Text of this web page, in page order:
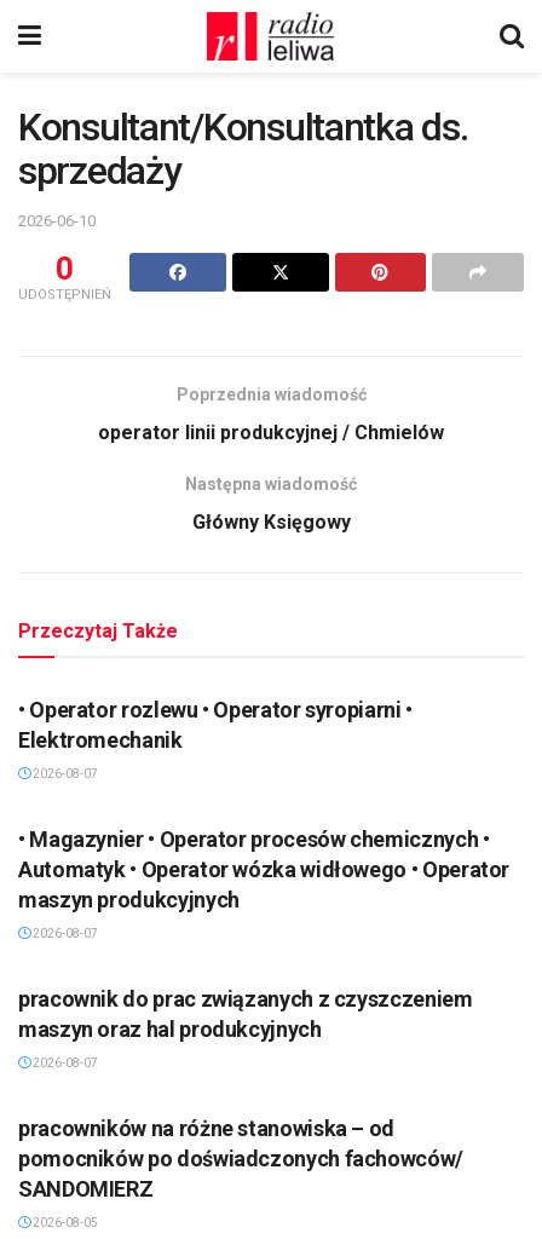
Konsultant/Konsultantka ds.
sprzedaży
2026-06-10
0
UDOSTĘPNIEŃ
Poprzednia wiadomość
operator linii produkcyjnej / Chmielów
Następna wiadomość
Główny Księgowy
Przeczytaj Także
• Operator rozlewu • Operator syropiarni •
Elektromechanik
2026-08-07
• Magazynier • Operator procesów chemicznych •
Automatyk • Operator wózka widłowego • Operator
maszyn produkcyjnych
2026-08-07
pracownik do prac związanych z czyszczeniem
maszyn oraz hal produkcyjnych
2026-08-07
pracowników na różne stanowiska – od
pomocników po doświadczonych fachowców/
SANDOMIERZ
2026-08-05